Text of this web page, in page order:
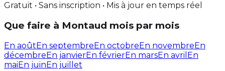
Gratuit • Sans inscription • Mis à jour en temps réel
Que faire à Montaud mois par mois
En aoûtEn septembreEn octobreEn novembreEn
décembreEn janvierEn févrierEn marsEn avril En
maiEn juinEn juillet